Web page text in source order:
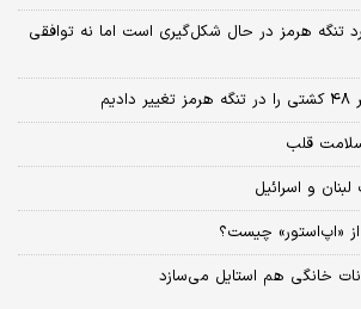
تنگه هرمز در حال شکل‌گیری است اما نه توافقی
و اسرائیل
«اپ‌استور» چیست؟
خانگی هم استایل می‌سازد